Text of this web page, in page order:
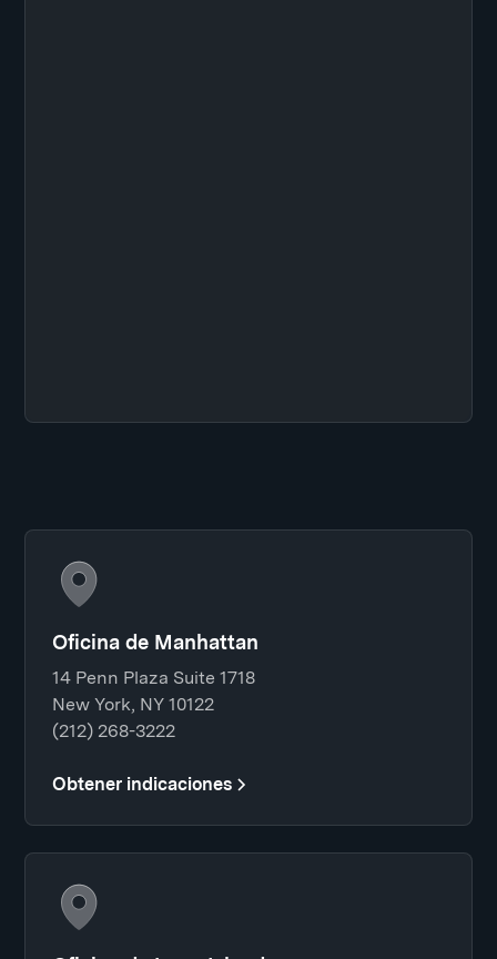
Oficina de Manhattan
14 Penn Plaza Suite 1718
New York, NY 10122
(212) 268-3222
Obtener indicaciones